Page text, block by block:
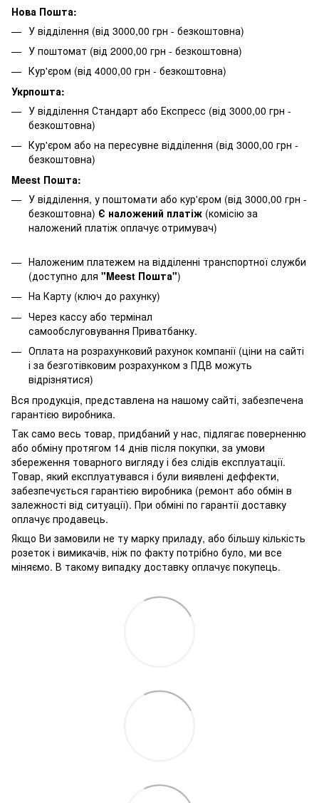
Нова Пошта:
У відділення (від 3000,00 грн - безкоштовна)
У поштомат (від 2000,00 грн - безкоштовна)
Кур'єром (від 4000,00 грн - безкоштовна)
Укрпошта:
У відділення Стандарт або Експресс (від 3000,00 грн -
безкоштовна)
Кур'єром або на пересувне відділення (від 3000,00 грн -
безкоштовна)
Meest Пошта:
У відділення, у поштомати або кур'єром (від 3000,00 грн -
безкоштовна) Є наложений платіж (комісію за
наложений платіж оплачує отримувач)
Наложеним платежем на відділенні транспортної служби
(доступно для "Meest Пошта")
На Карту (ключ до рахунку)
Через кассу або термінал
самообслуговування Приватбанку.
Оплата на розрахунковий рахунок компанії (ціни на сайті
і за безготівковим розрахунком з ПДВ можуть
відрізнятися)
Вся продукція, представлена ​​на нашому сайті, забезпечена
гарантією виробника.
Так само весь товар, придбаний у нас, підлягає поверненню
або обміну протягом 14 днів після покупки, за умови
збереження товарного вигляду і без слідів експлуатації.
Товар, який експлуатувався і були виявлені деффекти,
забезпечується гарантією виробника (ремонт або обмін в
залежності від ситуації). При обміні по гарантії доставку
оплачує продавець.
Якщо Ви замовили не ту марку приладу, або більшу кількість
розеток і вимикачів, ніж по факту потрібно було, ми все
міняємо. В такому випадку доставку оплачує покупець.